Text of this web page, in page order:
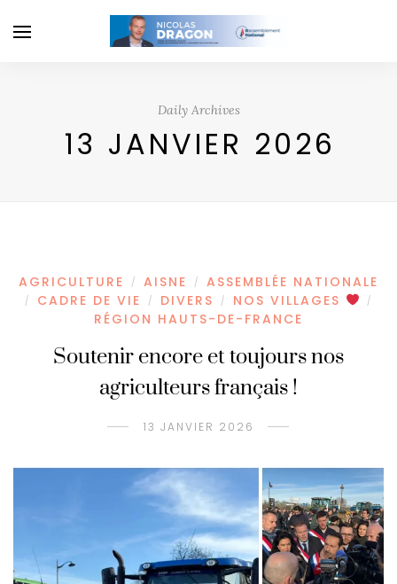
Daily Archives
13 JANVIER 2026
AGRICULTURE / AISNE / ASSEMBLÉE NATIONALE
/ CADRE DE VIE / DIVERS / NOS VILLAGES /
RÉGION HAUTS-DE-FRANCE
Soutenir encore et toujours nos
agriculteurs français !
13 JANVIER 2026